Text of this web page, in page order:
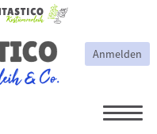
Anmelden